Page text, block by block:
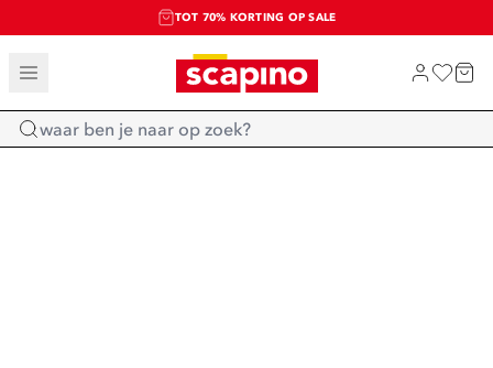
TOT 70% KORTING OP SALE
SALE: LAATSTE KANS!
SHOP NIEUW
Home